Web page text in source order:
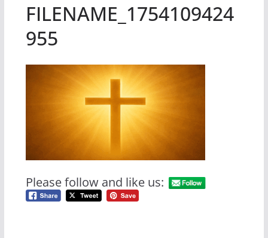
FILENAME_1754109424
955
Please follow and like us: